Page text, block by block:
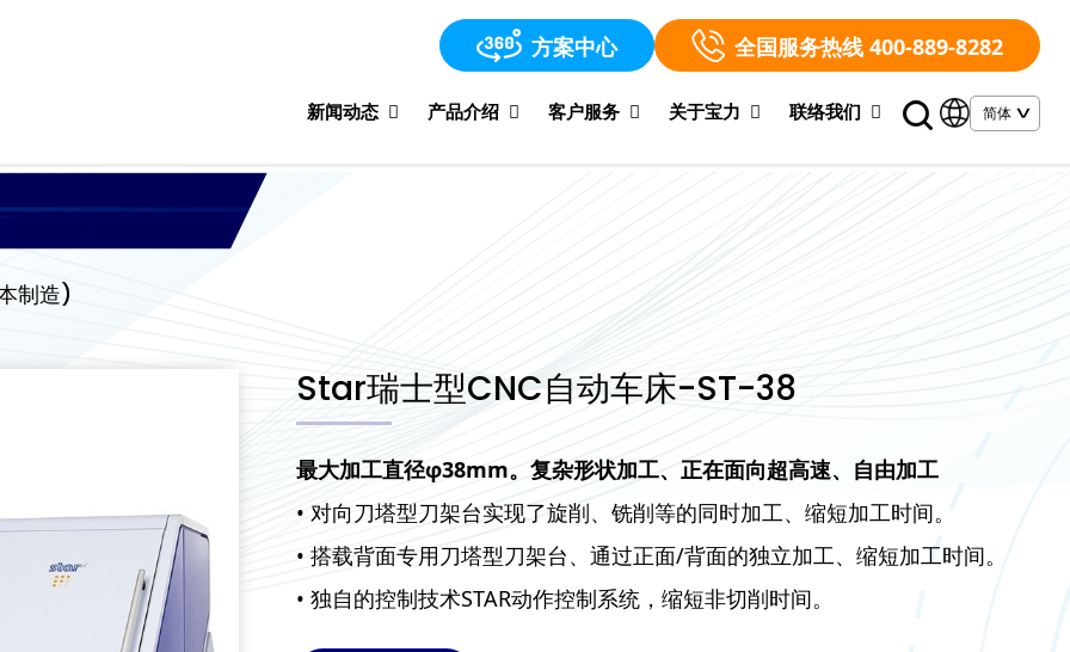
方案中心 全国服务热线 400-889-8282
新闻动态 产品介绍 客户服务 关于宝力 联络我们
制造)
Star瑞士型CNC自动车床-ST-38
最大加工直径φ38mm。复杂形状加工、正在面向超高速、自由加工
• 对向刀塔型刀架台实现了旋削、铣削等的同时加工、缩短加工时间。
• 搭载背面专用刀塔型刀架台、通过正面/背面的独立加工、缩短加工时间。
• 独自的控制技术STAR动作控制系统，缩短非切削时间。